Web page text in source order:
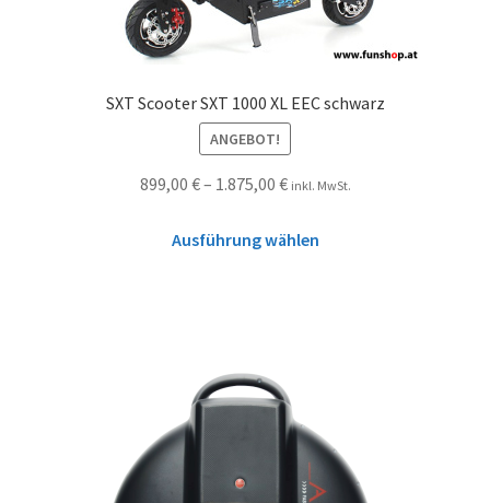
SXT Scooter SXT 1000 XL EEC schwarz
ANGEBOT!
899,00 €– 1.875,00 € inkl. MwSt.
Ausführung wählen